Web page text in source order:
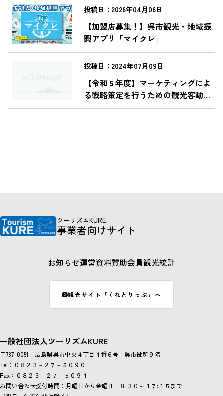
投稿日：2026年04月06日
【加盟店募集！】呉市観光・地域振
興アプリ「マイクレ」
投稿日：2024年07月09日
【令和５年度】マーケティングによ
る戦略策定を行うための観光客動向
等調査を実施しました
ツーリズムKURE
事業者向けサイト
お知らせ運営資料賛助会員観光統計
観光サイト「くれとりっぷ」へ
一般社団法人ツーリズムKURE
〒737-0051 広島県呉市中央４丁目１番６号 呉市役所９階
Tel：０８２３－２７－５０９０
Fax：０８２３－２７－５０９１
お問い合わせ受付時間：月曜日から金曜日 ８:３０～１７:１５まで